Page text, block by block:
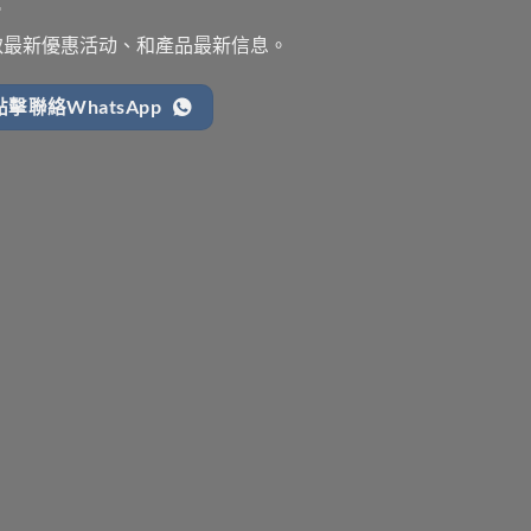
新優惠活动、和產品最新信息。
擊聯絡WhatsApp